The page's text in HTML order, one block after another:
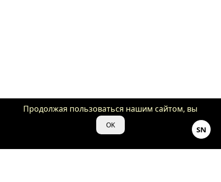
SN
Продолжая пользоваться нашим сайтом, вы
даете нам свое согласие на использование
файлов cookie для аналитики и рекламы.
OK